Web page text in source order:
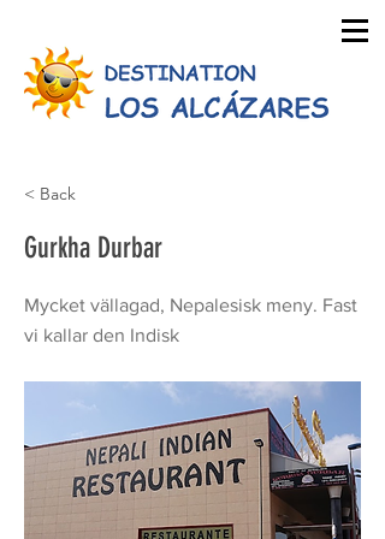
< Back
Gurkha Durbar
Mycket vällagad, Nepalesisk meny. Fast
vi kallar den Indisk